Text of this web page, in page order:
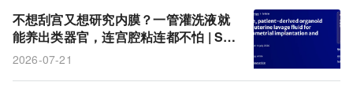
不想刮宫又想研究内膜？一管灌洗液就
能养出类器官，连宫腔粘连都不怕 | Ste
m Cell Research & Therapy
2026-07-21